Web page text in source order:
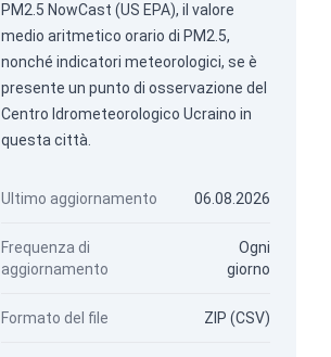
PM2.5 NowCast (US EPA), il valore
medio aritmetico orario di PM2.5,
nonché indicatori meteorologici, se è
presente un punto di osservazione del
Centro Idrometeorologico Ucraino in
questa città.
Ultimo aggiornamento 06.08.2026
Frequenza di
aggiornamento
Ogni
giorno
Formato del file ZIP (CSV)